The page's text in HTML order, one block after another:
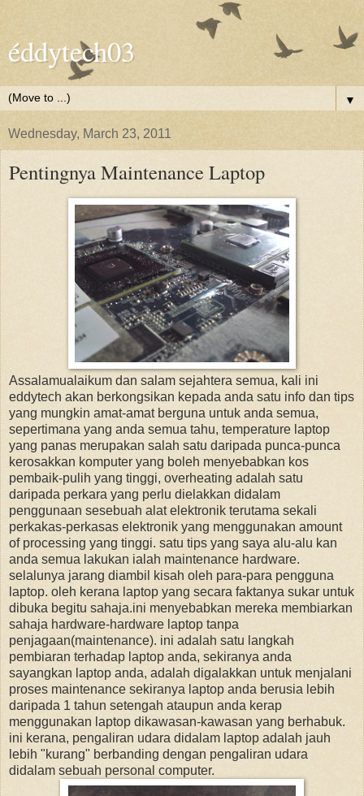
éddytech03
▼
Wednesday, March 23, 2011
Pentingnya Maintenance Laptop
Assalamualaikum dan salam sejahtera semua, kali ini
eddytech akan berkongsikan kepada anda satu info dan tips
yang mungkin amat-amat berguna untuk anda semua,
sepertimana yang anda semua tahu, temperature laptop
yang panas merupakan salah satu daripada punca-punca
kerosakkan komputer yang boleh menyebabkan kos
pembaik-pulih yang tinggi, overheating adalah satu
daripada perkara yang perlu dielakkan didalam
penggunaan sesebuah alat elektronik terutama sekali
perkakas-perkasas elektronik yang menggunakan amount
of processing yang tinggi. satu tips yang saya alu-alu kan
anda semua lakukan ialah maintenance hardware.
selalunya jarang diambil kisah oleh para-para pengguna
laptop. oleh kerana laptop yang secara faktanya sukar untuk
dibuka begitu sahaja.ini menyebabkan mereka membiarkan
sahaja hardware-hardware laptop tanpa
penjagaan(maintenance). ini adalah satu langkah
pembiaran terhadap laptop anda, sekiranya anda
sayangkan laptop anda, adalah digalakkan untuk menjalani
proses maintenance sekiranya laptop anda berusia lebih
daripada 1 tahun setengah ataupun anda kerap
menggunakan laptop dikawasan-kawasan yang berhabuk.
ini kerana, pengaliran udara didalam laptop adalah jauh
lebih "kurang" berbanding dengan pengaliran udara
didalam sebuah personal computer.